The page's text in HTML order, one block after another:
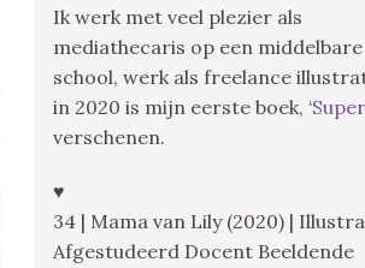
Ik werk met veel plezier als
mediathecaris op een middelbare
school, werk als freelance
in 2020 is mijn eerste boek, ‘
verschenen.
♥
34 | Mama van Lily (2020) |
Afgestudeerd Docent Beeldende